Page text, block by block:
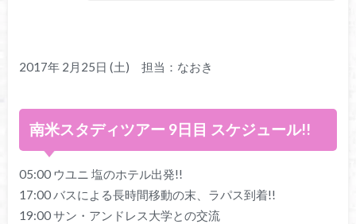
2017年 2月25日 (土) 担当：なおき
南米スタディツアー 9日目 スケジュール!!
05:00 ウユニ 塩のホテル出発!!
17:00 バスによる長時間移動の末、ラパス到着!!
19:00 サン・アンドレス大学との交流